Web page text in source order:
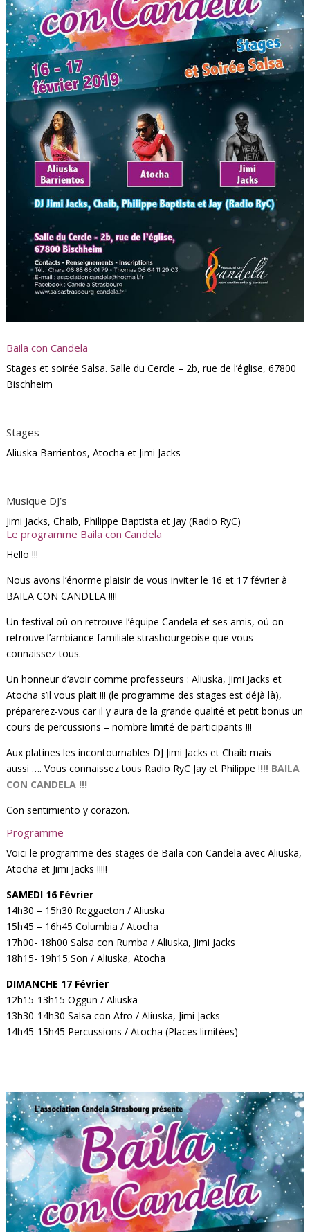
Baila con Candela
Stages et soirée Salsa. Salle du Cercle – 2b, rue de l’église, 67800
Bischheim
Stages
Aliuska Barrientos, Atocha et Jimi Jacks
Musique DJ’s
Jimi Jacks, Chaib, Philippe Baptista et Jay (Radio RyC)
Le programme Baila con Candela
Hello !!!
Nous avons l’énorme plaisir de vous inviter le 16 et 17 février à
BAILA CON CANDELA !!!!
Un festival où on retrouve l’équipe Candela et ses amis, où on
retrouve l’ambiance familiale strasbourgeoise que vous
connaissez tous.
Un honneur d’avoir comme professeurs : Aliuska, Jimi Jacks et
Atocha s’il vous plait !!! (le programme des stages est déjà là),
préparerez-vous car il y aura de la grande qualité et petit bonus un
cours de percussions – nombre limité de participants !!!
Aux platines les incontournables DJ Jimi Jacks et Chaib mais
aussi …. Vous connaissez tous Radio RyC Jay et Philippe !!!! BAILA
CON CANDELA !!!
Con sentimiento y corazon.
Programme
Voici le programme des stages de Baila con Candela avec Aliuska,
Atocha et Jimi Jacks !!!!!
SAMEDI 16 Février
14h30 – 15h30 Reggaeton / Aliuska
15h45 – 16h45 Columbia / Atocha
17h00- 18h00 Salsa con Rumba / Aliuska, Jimi Jacks
18h15- 19h15 Son / Aliuska, Atocha
DIMANCHE 17 Février
12h15-13h15 Oggun / Aliuska
13h30-14h30 Salsa con Afro / Aliuska, Jimi Jacks
14h45-15h45 Percussions / Atocha (Places limitées)